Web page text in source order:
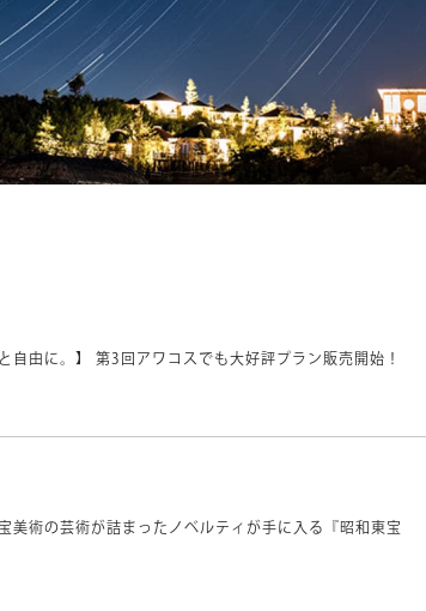
自由に。】 第3回アワコスでも大好評プラン販売開始！
美術の芸術が詰まったノベルティが手に入る『昭和東宝